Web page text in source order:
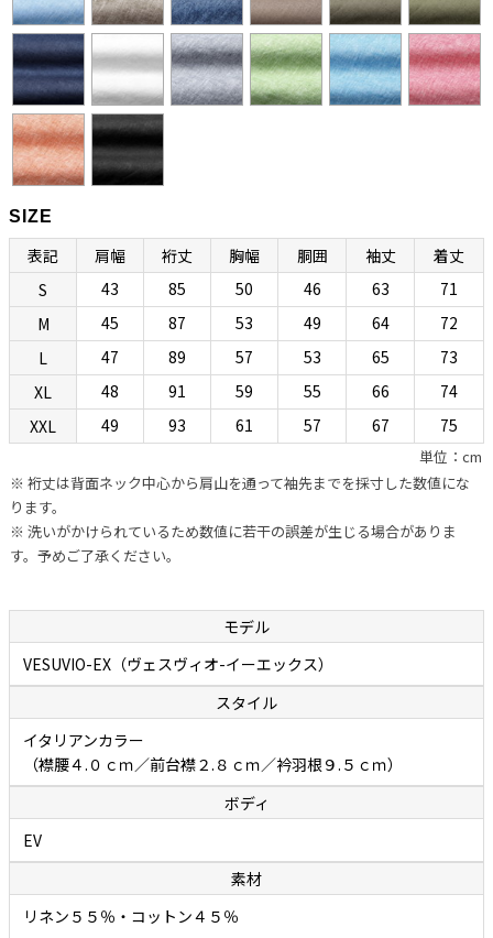
イ専用シャツとして広く親しまれています。
衿型の特徴としては、イタリアンカラーにしては珍しいホリゾンタル
カラーになっていて、第一ボタンを外すと衿羽根が後方へ流れて美し
く色気のある表情が生み出されます。（前立て上部を含む）衿全体に
上等なフラシ芯を使用することで自然なふくらみを与え、ナポリシャ
ツらしい独特な色気を生み出しているところにボレッリらしさが光り
ます。第一ボタンを外して着るのがセオリーですが、前台襟風のデザ
インになっているのでタイドアップも可能です。ときにはセクシー
に、ときにはきちんと着られる、イタリアンカラーとホリゾンタルカ
ラーのいいとこ取りのハイブリッド衿型です。
“動きやすさ”と“美しさ”と“リラックス感”を合わせ
持つ現代版リラックスボディ
ボディ（フィッティング）は、ボレッリの新基軸「EVボディ」になり
ます。肩まわり、胸まわり、どちらもコンパクトな設計なのですが、
従来のSNボディのようなタイトな作りではなく、多少の遊びが設けら
れています。このためストレスなく着られます。通常は背面ダーツに
でゆったりとリラックスしたシルエットになっています。アームは上
付きでカマが小さめに設計されているので袖付けまわりに不自然なシ
ワが生まれず、すっきりキレイに見えることもポイントです。熟練し
たシャツ職人の手縫いによるイセ込んだ肩と袖の後付けによって高い
運動性を実現しているあたりに老舗カミチェリアの矜持が感じられま
す。“動きやすさ”と“美しさ”、そしてほどよい“リラックス感”を合わ
せ持つ、現代版リラックスボディになるとお考えください。
涼しげな風合いでやさしい肌触りの「リネンコットン
ポプリン」
SIZE
表記 肩幅 裄丈 胸幅 胴囲 袖丈
着丈
S
43 85 50 46 63
71
M
45 87 53 49 64
72
L
47 89 57 53 65
73
XL
48 91 59 55 66
74
XXL
49 93 61 57 67 75
単位：cm
※ 裄丈は背面ネック中心から肩山を通って袖先までを採寸した数値にな
ります。
※ 洗いがかけられているため数値に若干の誤差が生じる場合がありま
す。予めご了承ください。
モデル
VESUVIO-EX（ヴェスヴィオ-イーエックス）
スタイル
イタリアンカラー
（襟腰４.０ｃｍ／前台襟２.８ｃｍ／衿羽根９.５ｃｍ）
ボディ
EV
素材
リネン５５％・コットン４５％